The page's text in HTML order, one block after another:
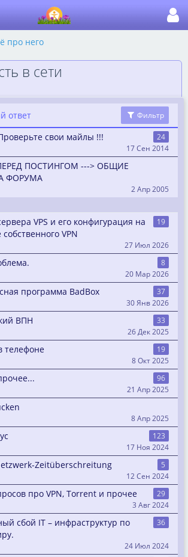
про него
в сети
ответ Фильтр
свои майлы !!!
24
17 Сен 2014
ПОСТИНГОМ ---> ОБЩИЕ
ФОРУМА
2 Апр 2005
VPS и его конфигурация на
VPN
19
27 Июл 2026
8
20 Мар 2026
программа BadBox
37
30 Янв 2026
ВПН
33
26 Дек 2025
телефоне
19
8 Окт 2025
96
21 Апр 2025
8 Апр 2025
123
17 Ноя 2024
Zeitüberschreitung
5
12 Сен 2024
про VPN, Torrent и прочее
29
3 Авг 2024
сбой IT – инфраструктур по
36
24 Июл 2024